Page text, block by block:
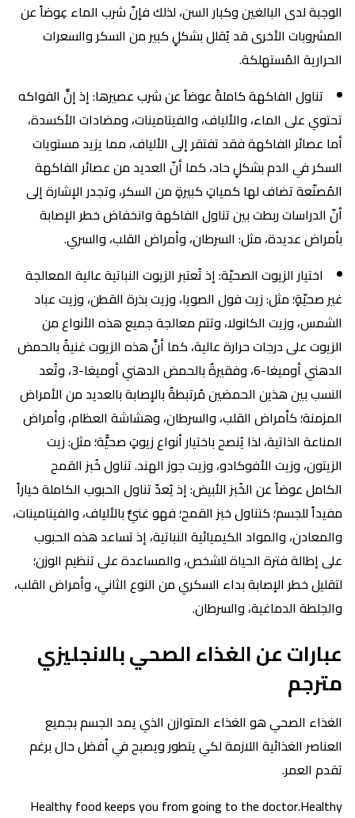
الوجبة لدى البالغين وكبار السن، لذلك فإنّ شرب الماء عِوضاً عن
المشروبات الأخرى قد يُقلل بشكلٍ كبير من السكر والسعرات
الحرارية المُستهلكة.
تناول الفاكهة كاملةً عوضاً عن شرب عصيرها: إذ إنَّ الفواكه
تحتوي على الماء، والألياف، والفيتامينات، ومضادات الأكسدة،
أما عصائر الفاكهة فقد تفتقر إلى الألياف، مما يزيد مستويات
السكر في الدم بشكلٍ حاد، كما أنّ العديد من عصائر الفاكهة
المُصنّعة تضاف لها كمياتٍ كبيرةٍ من السكر، وتجدر الإشارة إلى
أنّ الدراسات ربطت بين تناول الفاكهة وانخفاض خطر الإصابة
بأمراض عديدة، مثل: السرطان، وأمراض القلب، والسري.
اختيار الزيوت الصحيّة: إذ تُعتبر الزيوت النباتية عالية المعالجة
غير صحيّةٍ؛ مثل: زيت فول الصويا، وزيت بذرة القطن، وزيت عباد
الشمس، وزيت الكانولا، وتتم معالجة جميع هذه الأنواع من
الزيوت على درجات حرارة عالية، كما أنَّ هذه الزيوت غنيةٌ بالحمض
الدهني أوميغا-6، وفقيرةٌ بالحمض الدهني أوميغا-3، وتُعد
النسب بين هذين الحمضين مُرتبطةٌ بالإصابة بالعديد من الأمراض
المزمنة؛ كأمراض القلب، والسرطان، وهشاشة العظام، وأمراض
المناعة الذاتية، لذا يُنصح باختيار أنواع زيوتٍ صحيٍّة؛ مثل: زيت
الزيتون، وزيت الأفوكادو، وزيت جوز الهند. تناول خُبز القمح
الكامل عوضاً عن الخُبز الأبيض: إذ يُعدّ تناول الحبوب الكاملة خياراً
مفيداً للجسم؛ كتناول خبز القمح؛ فهو غنيٌّ بالألياف، والفيتامينات،
والمعادن، والمواد الكيميائية النباتية، إذ تساعد هذه الحبوب
على إطالة فترة الحياة للشخص، والمساعدة على تنظيم الوزن؛
لتقليل خطر الإصابة بداء السكري من النوع الثاني، وأمراض القلب،
والجلطة الدماغية، والسرطان.
عبارات عن الغذاء الصحي بالانجليزي
مترجم
الغذاء الصحي هو الغذاء المتوازن الذي يمد الجسم بجميع
العناصر الغذائية اللازمة لكي يتطور ويصبح في أفضل حال برغم
تقدم العمر.
Healthy food keeps you from going to the doctor.Healthy